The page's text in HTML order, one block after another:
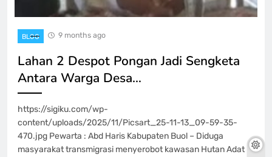
BLOG 9 months ago
Lahan 2 Despot Pongan Jadi Sengketa
Antara Warga Desa…
https://sigiku.com/wp-
content/uploads/2025/11/Picsart_25-11-13_09-59-35-
470.jpg Pewarta : Abd Haris Kabupaten Buol – Diduga
masyarakat transmigrasi menyerobot kawasan Hutan Adat